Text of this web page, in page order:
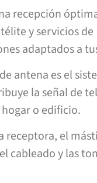
recepción
y servicios de
adaptados a
antena es el
la señal de
o edificio.
receptora, el
cableado y las